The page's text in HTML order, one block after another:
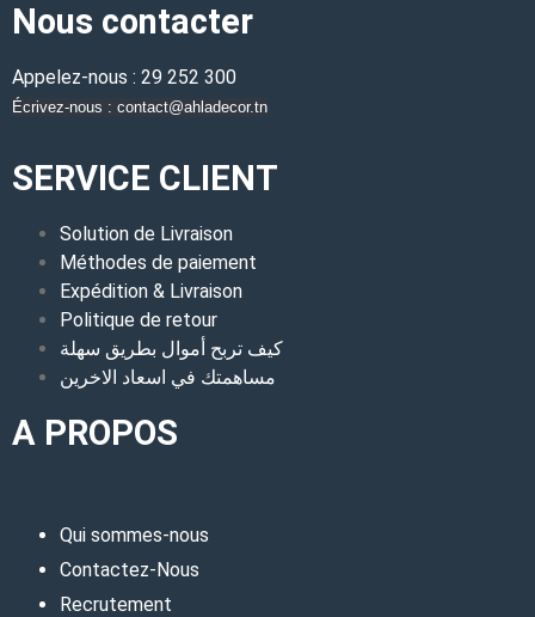
Nous contacter
Appelez-nous : 29 252 300
Écrivez-nous : contact@ahladecor.tn
SERVICE CLIENT
Solution de Livraison
Méthodes de paiement
Expédition & Livraison
Politique de retour
كيف تربح أموال بطريق سهلة
مساهمتك في اسعاد الاخرين
A PROPOS
Qui sommes-nous
Contactez-Nous
Recrutement